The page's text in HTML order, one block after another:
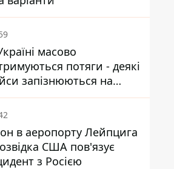
масово
потяги - деякі
запізнюються на
12 годин
в аеропорту Лейпцига
США пов'язує
з Росією